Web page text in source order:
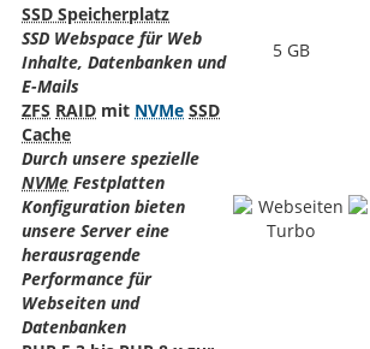
SSD Speicherplatz
SSD Webspace für Web
Inhalte, Datenbanken und
E-Mails
5 GB
ZFS RAID mit NVMe SSD
Cache
Durch unsere spezielle
NVMe Festplatten
Konfiguration bieten
unsere Server eine
herausragende
Performance für
Webseiten und
Datenbanken